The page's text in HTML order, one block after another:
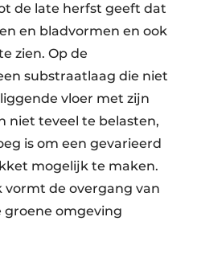
de late herfst geeft dat
en bladvormen en ook
zien. Op de
substraatlaag die niet
vloer met zijn
niet teveel te belasten,
is om een gevarieerd
mogelijk te maken.
de overgang van
omgeving